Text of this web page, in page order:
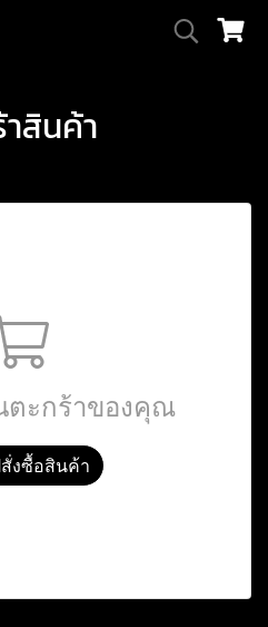
สินค้า
ตะกร้าของคุณ
งซื้อสินค้า